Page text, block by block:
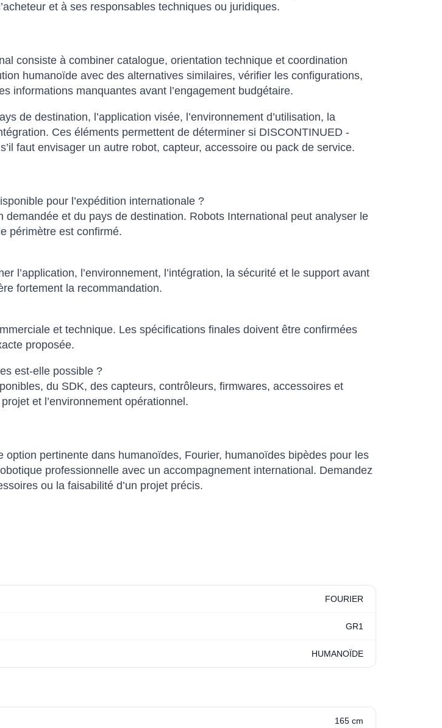
et à ses responsables techniques ou juridiques.
consiste à combiner catalogue, orientation technique et coordination
humanoïde avec des alternatives similaires, vérifier les configurations,
informations manquantes avant l’engagement budgétaire.
de destination, l’application visée, l’environnement d’utilisation, la
Ces éléments permettent de déterminer si DISCONTINUED -
faut envisager un autre robot, capteur, accessoire ou pack de service.
pour l’expédition internationale ?
et du pays de destination. Robots International peut analyser le
périmètre est confirmé.
l’application, l’environnement, l’intégration, la sécurité et le support avant
fortement la recommandation.
et technique. Les spécifications finales doivent être confirmées
proposée.
est-elle possible ?
du SDK, des capteurs, contrôleurs, firmwares, accessoires et
et l’environnement opérationnel.
pertinente dans humanoïdes, Fourier, humanoïdes bipèdes pour les
professionnelle avec un accompagnement international. Demandez
ou la faisabilité d’un projet précis.
FOURIER
GR1
HUMANOÏDE
165 cm